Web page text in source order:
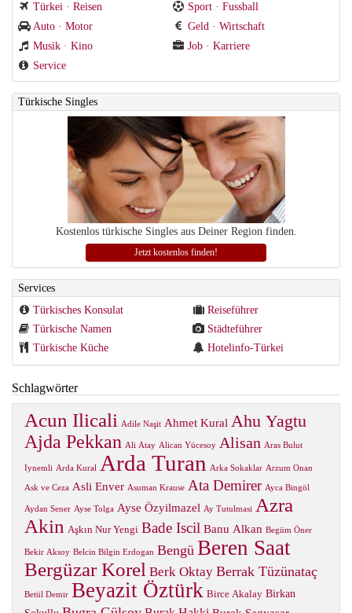
Türkei · Reisen
Sport · Fussball
Auto · Motor
Geld · Wirtschaft
Musik · Kino
Job · Karriere
Service
Türkische Singles
Kostenlos türkische Singles aus Deiner Region finden.
Jetzt kostenlos finden!
Services
Türkisches Konsulat
Reiseführer
Türkische Namen
Städteführer
Türkische Küche
Hotelinfo-Türkei
Schlagwörter
Acun Ilicali Adile Naşit Ahmet Kural Ahu Yagtu
Ajda Pekkan Ali Atay Alican Yücesoy Alisan Aras Bulut
Iynemli Arda Kural Arda Turan Arka Sokaklar Arzum Onan
Ask ve Ceza Asli Enver Asuman Krause Ata Demirer Ayca Bingöl
Aydan Sener Ayse Tolga Ayse Özyilmazel Ay Tutulmasi
Azra
Akin Aşkın Nur Yengi Bade Iscil Banu Alkan Begüm Öner
Bekir Aksoy Belcin Bilgin Erdogan Bengü Beren Saat
Bergüzar Korel Berk Oktay Berrak Tüzünataç
Betül Demir Beyazit Öztürk Birce Akalay Birkan